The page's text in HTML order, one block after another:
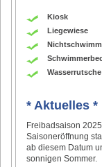
Kiosk
Liegewiese
Wasserrutsche
* Aktuelles *
Freibadsaison
Saisoneröffnung
ab diesem Datum
sonnigen Sommer.